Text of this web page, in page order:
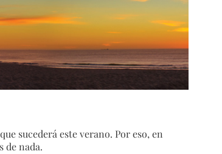
sucederá este verano. Por eso, en
de nada.